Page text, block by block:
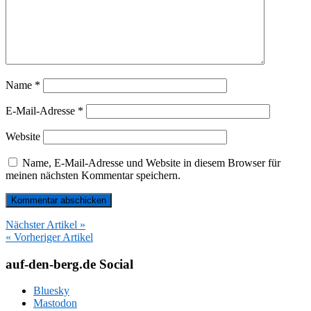
Name *
E-Mail-Adresse *
Website
Name, E-Mail-Adresse und Website in diesem Browser für
meinen nächsten Kommentar speichern.
Nächster Artikel »
« Vorheriger Artikel
auf-den-berg.de Social
Bluesky
Mastodon